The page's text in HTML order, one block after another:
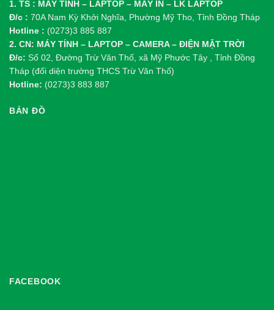
1. TS : MÁY TÍNH – LAPTOP – MÁY IN – LK LAPTOP
Đ/c : 70A Nam Kỳ Khởi Nghĩa, Phường Mỹ Tho, Tỉnh Đồng Tháp
Hotline : (0273)3 885 887
2. CN: MÁY TÍNH – LAPTOP – CAMERA – ĐIỆN MẶT TRỜI
Đ/c: Số 02, Đường Trừ Văn Thố, xã Mỹ Phước Tây , Tỉnh Đồng
Tháp (đối diện trường THCS Trừ Văn Thố)
Hotline: (0273)3 883 887
BẢN ĐỒ
FACEBOOK